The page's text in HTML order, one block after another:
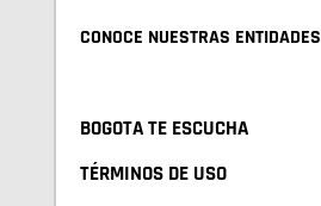
CONOCE NUESTRAS ENTIDADES
BOGOTA TE ESCUCHA
TÉRMINOS DE USO